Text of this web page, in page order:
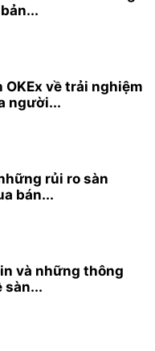
OKEx về trải nghiệm
người...
rủi ro sàn
bán...
và những thông
sàn...